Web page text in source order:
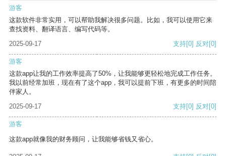
游客
这款软件非常实用，可以帮助我解决很多问题。比如，我可以使用它来
查找资料、翻译语言、编写代码等。
2025-09-17
支持[0] 反对[0]
游客
这款app让我的工作效率提高了50%，让我能够更轻松地完成工作任务。
我以前经常加班，现在有了这个app，我可以提前下班，有更多的时间陪
伴家人。
2025-09-17
支持[0] 反对[0]
游客
这款app就像我的财务顾问，让我能够省钱又省心。